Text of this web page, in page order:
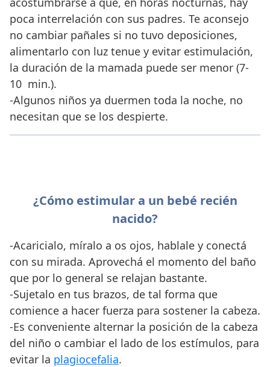
poca interrelación con sus padres. Te aconsejo
no cambiar pañales si no tuvo deposiciones,
alimentarlo con luz tenue y evitar estimulación,
la duración de la mamada puede ser menor (7-
10 min.).
-Algunos niños ya duermen toda la noche, no
necesitan que se los despierte.
¿Cómo estimular a un bebé recién
nacido?
-Acaricialo, míralo a os ojos, hablale y conectá
con su mirada. Aprovechá el momento del baño
que por lo general se relajan bastante.
-Sujetalo en tus brazos, de tal forma que
comience a hacer fuerza para sostener la cabeza.
-Es conveniente alternar la posición de la cabeza
del niño o cambiar el lado de los estímulos, para
evitar la plagiocefalia.